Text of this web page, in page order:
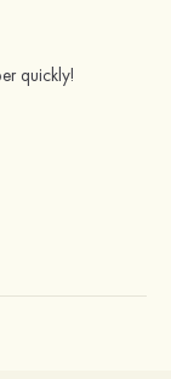
quickly!